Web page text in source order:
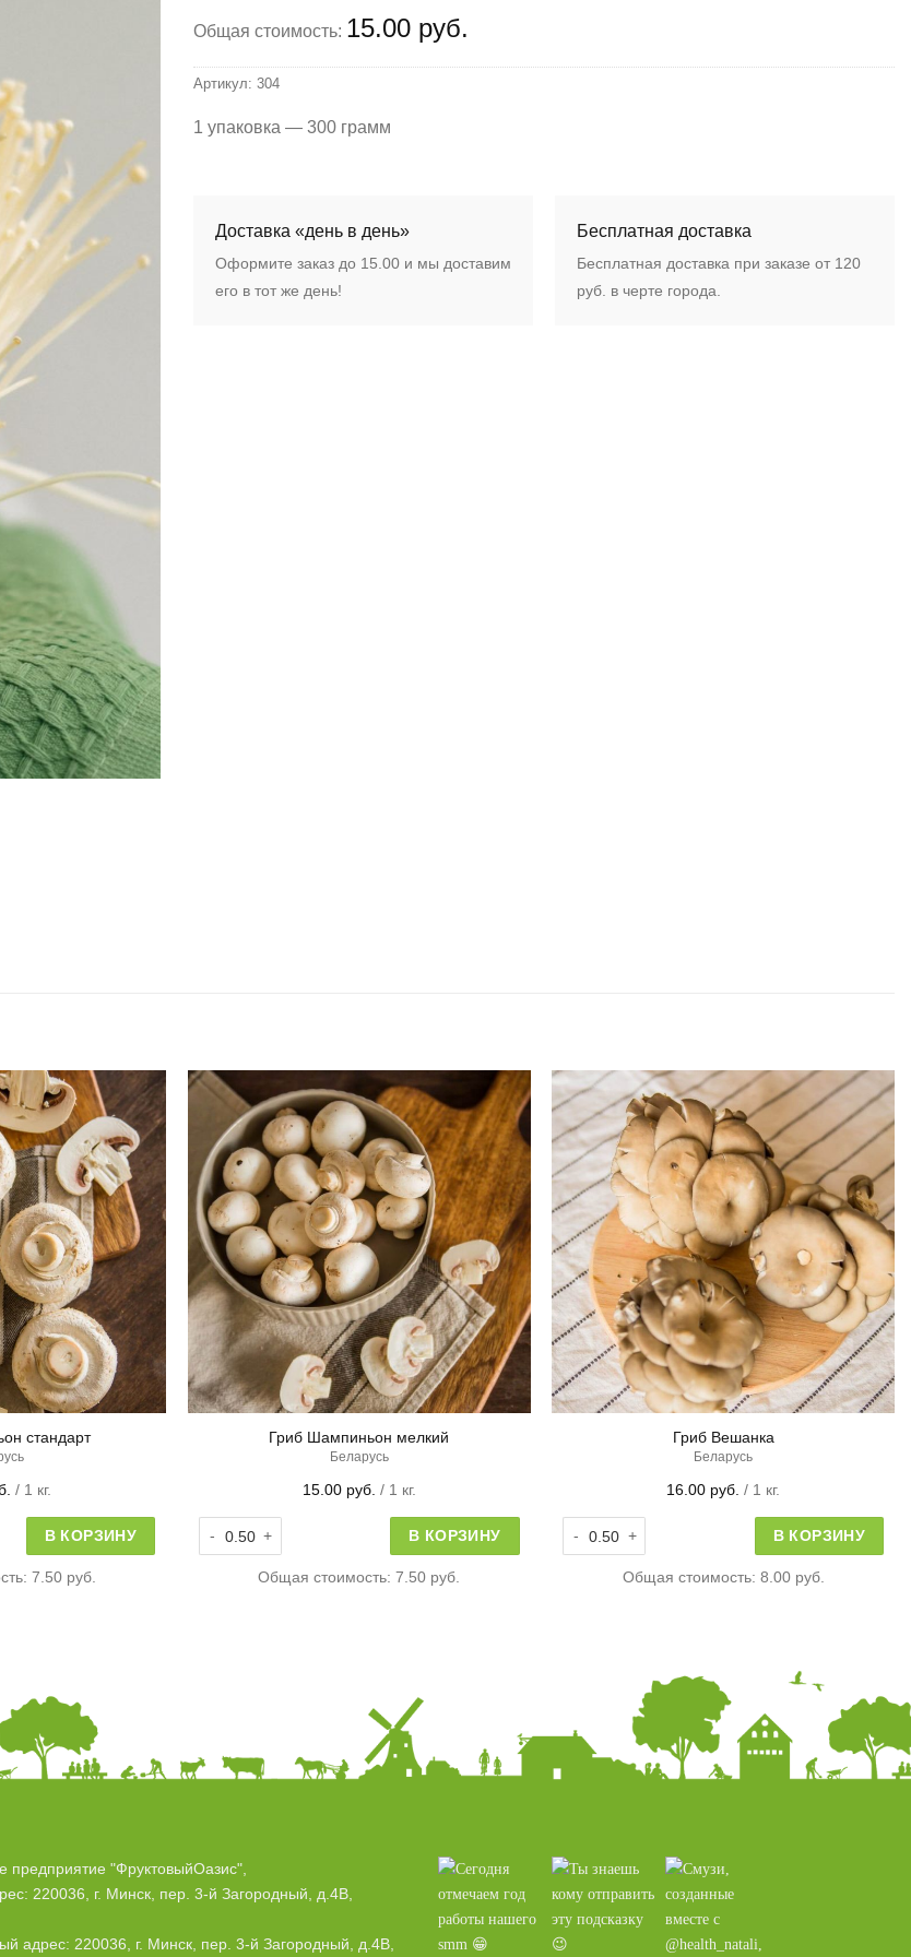
Общая стоимость: 15.00 руб.
Артикул: 304
1 упаковка — 300 грамм
Доставка «день в день»
Оформите заказ до 15.00 и мы доставим
его в тот же день!
Бесплатная доставка
Бесплатная доставка при заказе от 120
руб. в черте города.
стандарт
/ 1 кг.
Шампиньон стандарт
В КОРЗИНУ
7.50 руб.
Гриб Шампиньон мелкий
Беларусь
15.00 руб. / 1 кг.
Количество товара Гриб Шампиньон мелкий
В КОРЗИНУ
Общая стоимость:7.50 руб.
Гриб Вешанка
Беларусь
16.00 руб. / 1 кг.
Количество товара Гриб Вешанка
В КОРЗИНУ
Общая стоимость: 8.00 руб.
предприятие "ФруктовыйОазис",
220036, г. Минск, пер. 3-й Загородный, д.4В,
адрес: 220036, г. Минск, пер. 3-й Загородный, д.4В,